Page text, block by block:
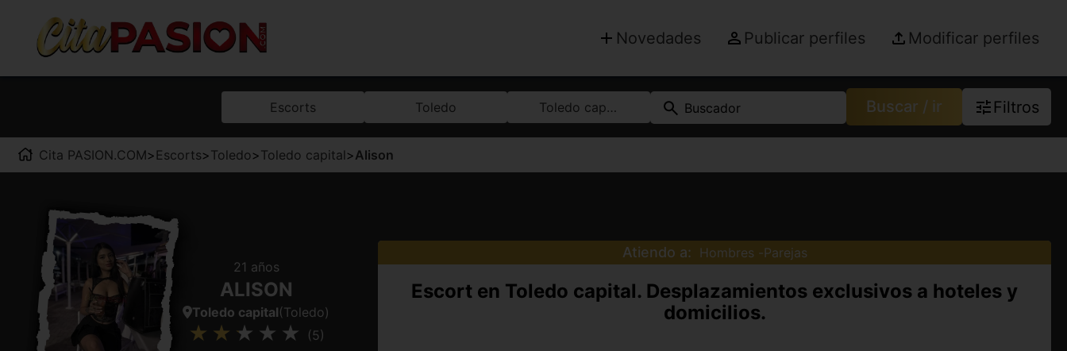
Novedades Publicar perfiles Modificar perfiles
Escorts Toledo Toledo capital Buscador Buscar / ir Filtros
Cita PASION.COM>Escorts>Toledo>Toledo capital >Alison
21 años
ALISON
Toledo capital(Toledo)
(5)
Atiendo a: Hombres Parejas
Escort en Toledo capital. Desplazamientos exclusivos a hoteles y
domicilios.